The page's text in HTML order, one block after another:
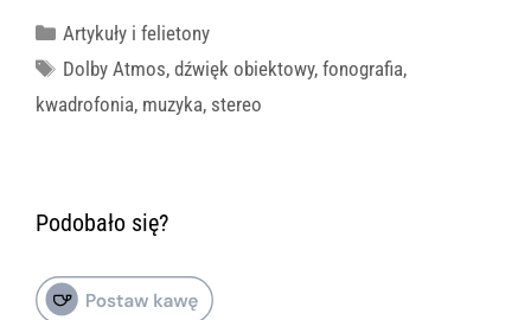
Kategorie
Artykuły i felietony
Tagi
Dolby Atmos,dźwięk obiektowy,fonografia,
kwadrofonia, muzyka, stereo
Podobało się?